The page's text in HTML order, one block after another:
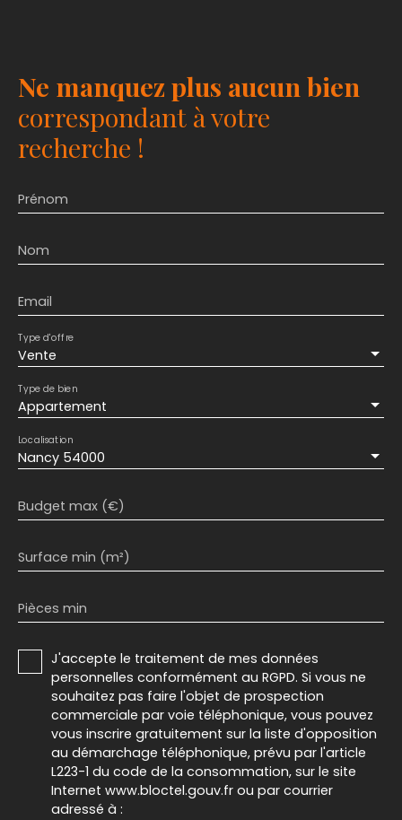
Ne manquez plus aucun bien
correspondant à votre
recherche !
Prénom
Nom
Email
Vente
Type d'offre
Appartement
Type de bien
Nancy 54000
Localisation
Budget max (€)
Surface min (m²)
Pièces min
J'accepte le traitement de mes données
personnelles conformément au RGPD. Si vous ne
souhaitez pas faire l'objet de prospection
commerciale par voie téléphonique, vous pouvez
vous inscrire gratuitement sur la liste d'opposition
au démarchage téléphonique, prévu par l'article
L223-1 du code de la consommation, sur le site
Internet www.bloctel.gouv.fr ou par courrier
adressé à :